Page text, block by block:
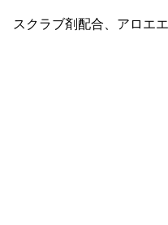
スクラブ剤配合、アロエ